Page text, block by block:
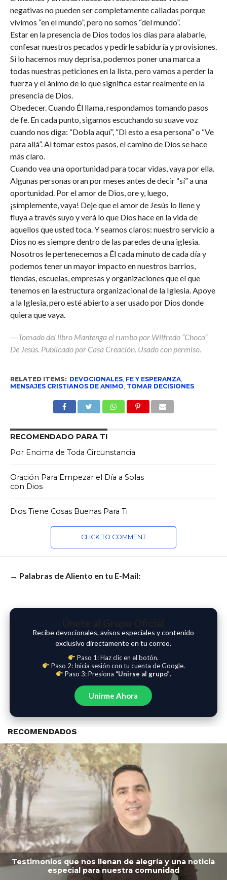
negativas no pueden ser completamente calladas porque
vivimos “en el mundo”, pero no somos “del mundo”.
Estar en la presencia de Dios todos los días para alabarle,
confesar nuestros pecados y pedirle sabiduría y provisiones.
Si lo hacemos muy deprisa, podemos poner una marca a
todas nuestras peticiones en la lista, pero vamos a perder la
fuerza y ​​el ánimo de lo que significa estar realmente en la
presencia de Dios.
Obedecer. Cuando Él llama, respondamos tomando pasos
de fe. En cada punto, sigamos escuchando su suave voz
cuando nos diga: “Dobla aquí”, “Di esto a esa persona” o “Ve
para allá”. Al tomar estos pasos, el camino de Dios se hace
más claro.
Cuando vea una oportunidad para tocar vidas, vaya por ella.
Algunas personas oran por meses antes de decir “sí” a una
oportunidad. Por el amor de Dios, ore y, luego,
¡simplemente, vaya! Deje que el amor de Jesús lo llene y
fluya a través suyo y verá lo que Dios hace en la vida de
aquellos que usted toca. Y seamos claros: nuestro servicio a
Dios no es siempre dentro de las paredes de una iglesia.
Nosotros le pertenecemos a Él cada minuto de cada día y
podemos tener un mayor impacto en nuestros barrios,
tiendas, escuelas, empresas y organizaciones que el que
tenemos en la estructura organizacional de la Iglesia. Apoye
a la Iglesia, pero esté abierto a ser usado por Dios donde
quiera que vaya.
―Tomado del libro Mantenga el rumbo por Wilfredo “Choco”
De Jesús. Publicado por Casa Creación. Usado con permiso.
RELATED ITEMS: DEVOCIONALES, FE Y ESPERANZA,
MENSAJES CRISTIANOS DE ANIMO, TOMAR DECISIONES
RECOMENDADO PARA TI
Por Encima de Toda Circunstancia
Oración Para Empezar el Día a Solas
con Dios
Dios Tiene Cosas Buenas Para Ti
CLICK TO COMMENT
→ Palabras de Aliento en tu E-Mail:
Recibe devocionales, avisos especiales y contenido
exclusivo directamente en tu correo.
Paso 1: Haz clic en el botón.
Paso 2: Inicia sesión con tu cuenta de Google.
Paso 3: Presiona “Unirse al grupo”.
Unirme Ahora
RECOMENDADOS
Testimonios que nos llenan de alegría y una noticia
especial para nuestra comunidad